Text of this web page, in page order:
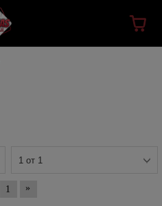
1 »